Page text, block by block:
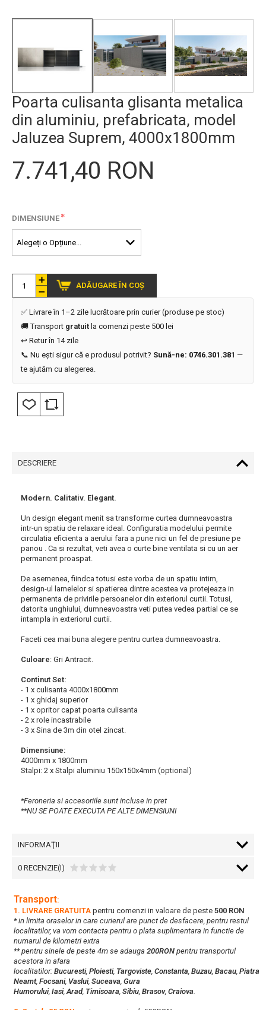
Poarta culisanta glisanta metalica
din aluminiu, prefabricata, model
Jaluzea Suprem, 4000x1800mm
7.741,40 RON
*
DIMENSIUNE
ADĂUGARE ÎN COȘ
✅ Livrare în 1–2 zile lucrătoare prin curier (produse pe stoc)
🚚 Transport gratuit la comenzi peste 500 lei
↩️ Retur în 14 zile
📞 Nu ești sigur că e produsul potrivit? Sună-ne: 0746.301.381 —
te ajutăm cu alegerea.
DESCRIERE
Modern. Calitativ. Elegant.
Un design elegant menit sa transforme curtea dumneavoastra
intr-un spatiu de relaxare ideal. Configuratia modelului permite
circulatia eficienta a aerului fara a pune nici un fel de presiune pe
panou . Ca si rezultat, veti avea o curte bine ventilata si cu un aer
permanent proaspat.
De asemenea, fiindca totusi este vorba de un spatiu intim,
design-ul lamelelor si spatierea dintre acestea va protejeaza in
permanenta de privirile persoanelor din exteriorul curtii. Totusi,
datorita unghiului, dumneavoastra veti putea vedea partial ce se
intampla in exteriorul curtii.
Faceti cea mai buna alegere pentru curtea dumneavoastra.
Culoare: Gri Antracit.
Continut Set:
- 1 x culisanta 4000x1800mm
- 1 x ghidaj superior
- 1 x opritor capat poarta culisanta
- 2 x role incastrabile
- 3 x Sina de 3m din otel zincat.
Dimensiune:
4000mm x 1800mm
Stalpi: 2 x Stalpi aluminiu 150x150x4mm (optional)
*Feroneria si accesoriile sunt incluse in pret
**NU SE POATE EXECUTA PE ALTE DIMENSIUNI
INFORMAŢII
0 RECENZIE(I)
Transport:
1. LIVRARE GRATUITA pentru comenzi in valoare de peste 500 RON
* in limita oraselor in care curierul are punct de desfacere, pentru restul
localitatilor, va vom contacta pentru o plata suplimentara in functie de
numarul de kilometri extra
** pentru sinele de peste 4m se adauga 200RON pentru transportul
acestora in afara
localitatilor: Bucuresti, Ploiesti, Targoviste, Constanta, Buzau, Bacau, Piatra
Neamt, Focsani, Vaslui, Suceava, Gura
Humorului, Iasi,Arad, Timisoara, Sibiu, Brasov, Craiova.